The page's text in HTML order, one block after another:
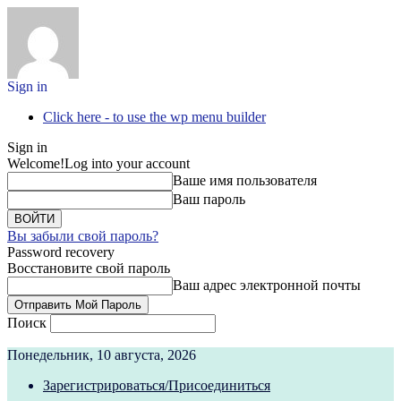
Sign in
Click here - to use the wp menu builder
Sign in
Welcome!Log into your account
Ваше имя пользователя
Ваш пароль
Вы забыли свой пароль?
Password recovery
Восстановите свой пароль
Ваш адрес электронной почты
Поиск
Понедельник, 10 августа, 2026
Зарегистрироваться/Присоединиться